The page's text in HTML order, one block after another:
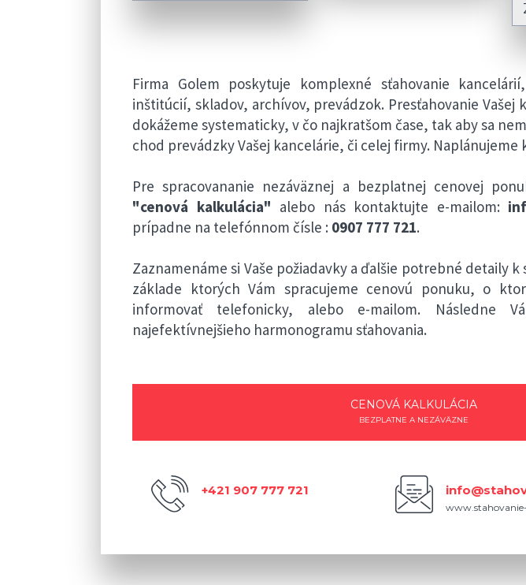
Firma Golem poskytuje komplexné sťahovanie
inštitúcií, skladov, archívov, prevádzok. Presťahovanie Vašej
dokážeme systematicky, v čo najkratšom čase, tak aby sa
chod prevádzky Vašej kancelárie, či celej firmy. Naplánujeme
Pre spracovananie nezáväznej a bezplatnej cenovej
"cenová kalkulácia" alebo nás kontaktujte e-mailom:
prípadne na telefónnom čísle : 0907 777 721.
Zaznamenáme si Vaše požiadavky a ďalšie potrebné detaily
základe ktorých Vám spracujeme cenovú ponuku, o
informovať telefonicky, alebo e-mailom. Následne
najefektívnejšieho harmonogramu sťahovania.
CENOVÁ KALKULÁCIA
BEZPLATNE A NEZÁVÄZNE
+421 907 777 721